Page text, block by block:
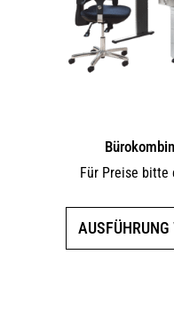
Für Preise bitte